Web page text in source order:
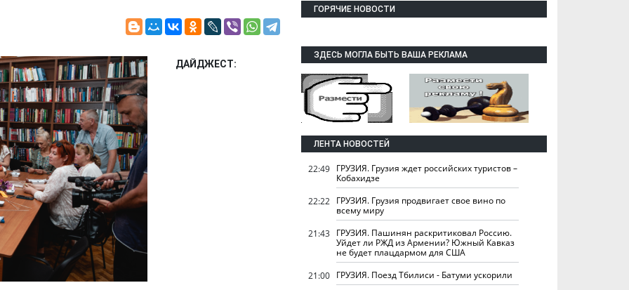
ДАЙДЖЕСТ:
ГОРЯЧИЕ НОВОСТИ
ЗДЕСЬ МОГЛА БЫТЬ ВАША РЕКЛАМА
ЛЕНТА НОВОСТЕЙ
22:49 ГРУЗИЯ. Грузия ждет российских туристов –
Кобахидзе
22:22 ГРУЗИЯ. Грузия продвигает свое вино по
всему миру
21:43 ГРУЗИЯ. Пашинян раскритиковал Россию.
Уйдет ли РЖД из Армении? Южный Кавказ
не будет плацдармом для США
21:00 ГРУЗИЯ. Поезд Тбилиси - Батуми ускорили